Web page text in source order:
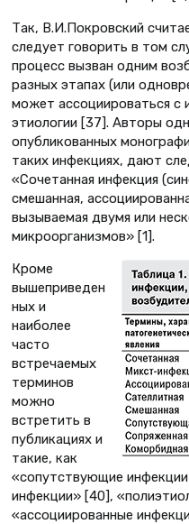
Так, В.И.Покровский
следует говорить в том
процесс вызван одним
разных этапах (или
может ассоциироваться с
этиологии [37]. Авторы
опубликованных
таких инфекциях, дают
«Сочетанная инфекция
смешанная,
вызываемая двумя или
микроорганизмов» [1].
Кроме
вышеприведен
ных и
наиболее
часто
встречаемых
терминов
можно
встретить в
публикациях и
такие, как
«сопутствующие
инфекции» [40],
«ассоциированные